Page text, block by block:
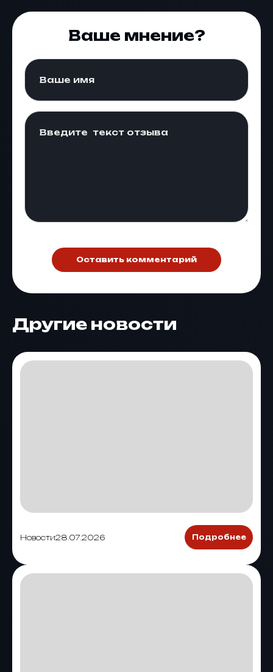
Ваше мнение?
Оставить комментарий
Другие новости
Новости28.07.2026 Подробнее